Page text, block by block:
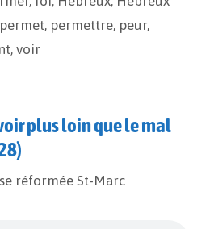
permet, permettre, peur,
, voir
plus loin que le mal
réformée St-Marc